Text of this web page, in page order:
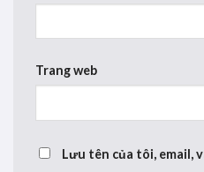
Trang web
Lưu tên của tôi, email,